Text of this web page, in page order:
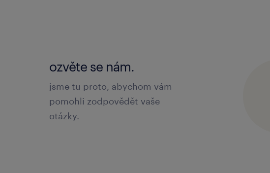
ozvěte se nám.
jsme tu proto, abychom vám
pomohli zodpovědět vaše
otázky.